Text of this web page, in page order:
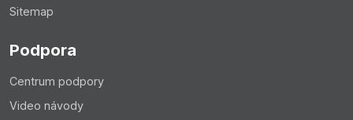
Sitemap
Podpora
Centrum podpory
Video návody